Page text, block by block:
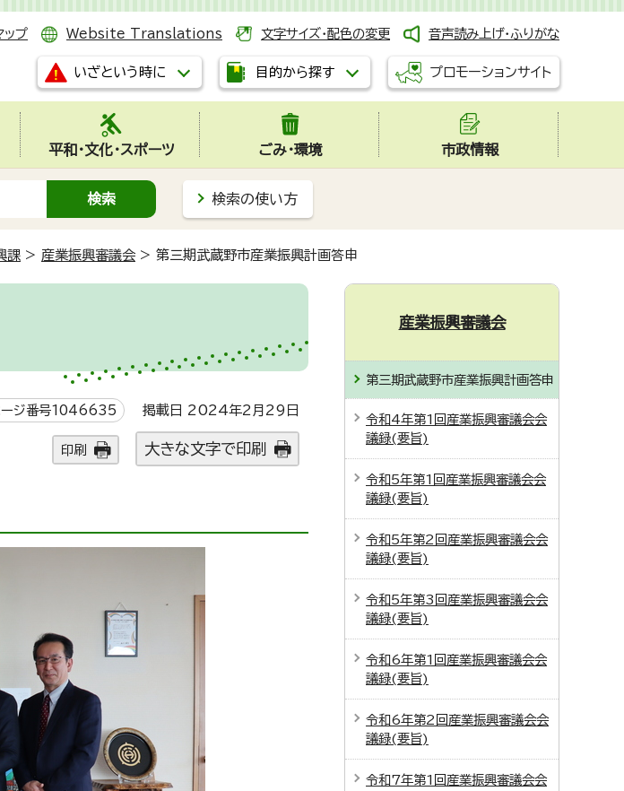
ップ Website Translations 文字サイズ・配色の変更 音声読み上げ・ふりがな
いざという時に 目的から探す プロモーションサイト
平和・文化・スポーツ ごみ・環境 市政情報
検索の使い方
課 > 産業振興審議会 > 第三期武蔵野市産業振興計画答申
ージ番号1046635 掲載日 2024年2月29日
印刷 大きな文字で印刷
産業振興審議会
第三期武蔵野市産業振興計画答申
令和4年第1回産業振興審議会会
議録(要旨)
令和5年第1回産業振興審議会会
議録(要旨)
令和5年第2回産業振興審議会会
議録(要旨)
令和5年第3回産業振興審議会会
議録(要旨)
令和6年第1回産業振興審議会会
議録(要旨)
令和6年第2回産業振興審議会会
議録(要旨)
令和7年第1回産業振興審議会会